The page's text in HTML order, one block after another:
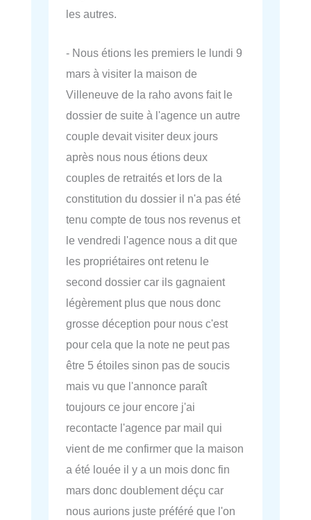
les autres.
- Nous étions les premiers le lundi 9
mars à visiter la maison de
Villeneuve de la raho avons fait le
dossier de suite à l'agence un autre
couple devait visiter deux jours
après nous nous étions deux
couples de retraités et lors de la
constitution du dossier il n'a pas été
tenu compte de tous nos revenus et
le vendredi l'agence nous a dit que
les propriétaires ont retenu le
second dossier car ils gagnaient
légèrement plus que nous donc
grosse déception pour nous c'est
pour cela que la note ne peut pas
être 5 étoiles sinon pas de soucis
mais vu que l'annonce paraît
toujours ce jour encore j'ai
recontacte l'agence par mail qui
vient de me confirmer que la maison
a été louée il y a un mois donc fin
mars donc doublement déçu car
nous aurions juste préféré que l'on